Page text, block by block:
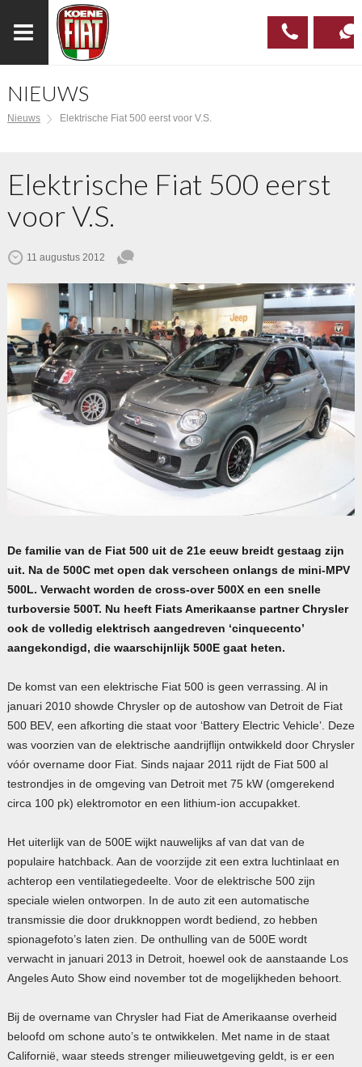
NIEUWS
Nieuws Elektrische Fiat 500 eerst voor V.S.
Elektrische Fiat 500 eerst
voor V.S.
11 augustus 2012
De familie van de Fiat 500 uit de 21e eeuw breidt gestaag zijn
uit. Na de 500C met open dak verscheen onlangs de mini-MPV
500L. Verwacht worden de cross-over 500X en een snelle
turboversie 500T. Nu heeft Fiats Amerikaanse partner Chrysler
ook de volledig elektrisch aangedreven ‘cinquecento’
aangekondigd, die waarschijnlijk 500E gaat heten.
De komst van een elektrische Fiat 500 is geen verrassing. Al in
januari 2010 showde Chrysler op de autoshow van Detroit de Fiat
500 BEV, een afkorting die staat voor ‘Battery Electric Vehicle’. Deze
was voorzien van de elektrische aandrijflijn ontwikkeld door Chrysler
vóór overname door Fiat. Sinds najaar 2011 rijdt de Fiat 500 al
testrondjes in de omgeving van Detroit met 75 kW (omgerekend
circa 100 pk) elektromotor en een lithium-ion accupakket.
Het uiterlijk van de 500E wijkt nauwelijks af van dat van de
populaire hatchback. Aan de voorzijde zit een extra luchtinlaat en
achterop een ventilatiegedeelte. Voor de elektrische 500 zijn
speciale wielen ontworpen. In de auto zit een automatische
transmissie die door drukknoppen wordt bediend, zo hebben
spionagefoto’s laten zien. De onthulling van de 500E wordt
verwacht in januari 2013 in Detroit, hoewel ook de aanstaande Los
Angeles Auto Show eind november tot de mogelijkheden behoort.
Bij de overname van Chrysler had Fiat de Amerikaanse overheid
beloofd om schone auto’s te ontwikkelen. Met name in de staat
Californië, waar steeds strenger milieuwetgeving geldt, is er een